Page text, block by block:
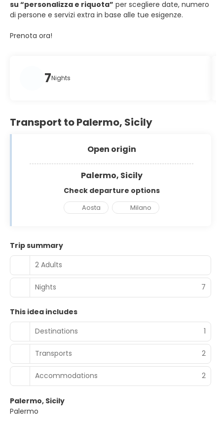
su “personalizza e riquota” per scegliere date, numero
di persone e servizi extra in base alle tue esigenze.
Prenota ora!
7Nights
Transport to Palermo, Sicily
Open origin
Palermo, Sicily
Check departure options
Aosta Milano
Trip summary
2 Adults
Nights 7
This idea includes
Destinations
1
Transports 2
Accommodations 2
Palermo, Sicily
Palermo